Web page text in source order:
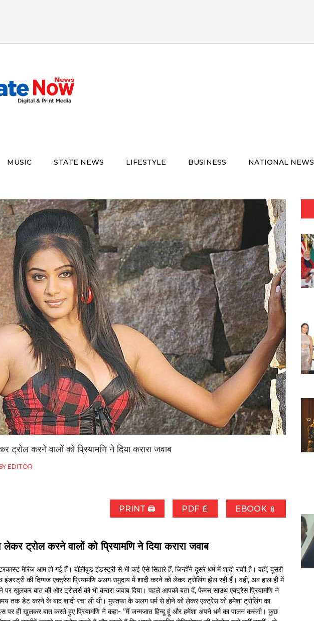
MUSIC STATE NEWS LIFESTYLE BUSINESS NATIONAL NEWS
ट्रोल करने वालों को प्रियामणि ने दिया करारा जवाब
EDITOR
PRINT 🖨 PDF 📄 EBOOK 📱
ट्रोल करने वालों को प्रियामणि ने दिया करारा जवाब
मैरिज आम हो गई हैं। बॉलीवुड इंडस्ट्री से भी कई ऐसे सितारे हैं, जिन्होंने दूसरे धर्म में शादी रचाी है। वहीं, दूसरी
की दिग्गज एक्ट्रेस प्रियामणि अलग समुदाय में शादी करने को लेकर ट्रोलिंग झेल रही हैं। वहीं, अब हाल ही में
पर खुलकर बात की और ट्रोलर्स को भी करारा जवाब दिया। पहले आपको बता दें, फेमस साउथ एक्ट्रेस प्रियामणि ने
तक डेट करने के बाद शादी रचा ली थी। मुस्तफा के अलग धर्म से होने को लेकर एक्ट्रेस को हमेशा ट्रोलिंग का
पर ही खुलकर बात करते हुए प्रियामणि ने कहा- ”मैं जन्मजात हिन्दू हूं और हमेशा अपने धर्म का पालन करूंगी। कुछ